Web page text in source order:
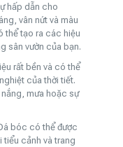
hấp dẫn cho
vân nứt và màu
thể tạo ra các hiệu
sân vườn của bạn.
rất bền và có thể
của thời tiết.
mưa hoặc sự
bóc có thể được
tiểu cảnh và trang